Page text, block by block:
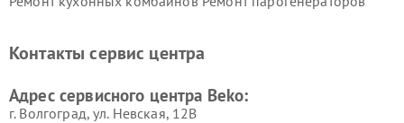
Ремонт холодильников Beko Ремонт морозильных камер
Контакты сервис центра
Адрес сервисного центра Beko:
г. Волгоград, ул. Невская, 12В